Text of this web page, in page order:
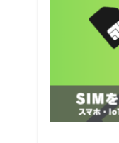
は、標準モ